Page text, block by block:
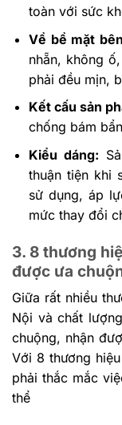
toàn với sức
Về bề mặt
nhẵn, không
phải đều mịn,
Kết cấu sản
chống bám
Kiểu dáng:
thuận tiện khi
sử dụng, áp
mức thay đổi
3. 8 thương
được ưa
Giữa rất nhiều
Nội và chất
chuộng, nhận
Với 8 thương
phải thắc mắc
thể